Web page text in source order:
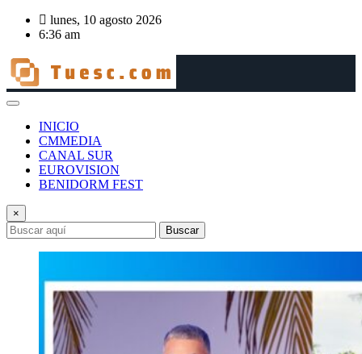
Saltar
lunes, 10 agosto 2026
6:36 am
INICIO
CMMEDIA
CANAL SUR
EUROVISION
BENIDORM FEST
×
Buscar